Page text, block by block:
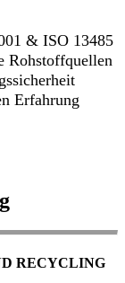
& ISO 13485
Rohstoffquellen
Erfahrung
RECYCLING